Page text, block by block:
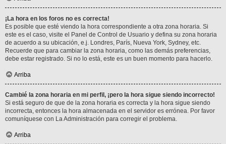
¡La hora en los foros no es correcta!
Es posible que esté viendo la hora correspondiente a otra zona horaria. Si
este es el caso, visite el Panel de Control de Usuario y defina su zona horaria
de acuerdo a su ubicación, e.j. Londres, París, Nueva York, Sydney, etc.
Recuerde que para cambiar la zona horaria, como las demás preferencias,
debe estar registrado. Si no lo está, este es un buen momento para hacerlo.
Arriba
Cambié la zona horaria en mi perfil, ¡pero la hora sigue siendo incorrecto!
Si está seguro de que de la zona horaria es correcta y la hora sigue siendo
incorrecta, entonces la hora almacenada en el servidor es errónea. Por favor
comuníquese con La Administración para corregir el problema.
Arriba